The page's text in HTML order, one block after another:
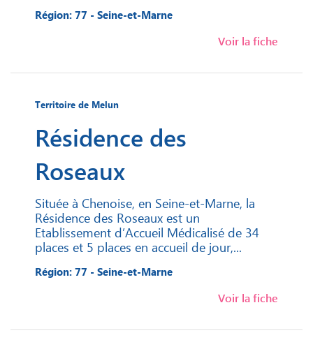
Région: 77 - Seine-et-Marne
Voir la fiche
Territoire de Melun
Résidence des
Roseaux
Située à Chenoise, en Seine-et-Marne, la
Résidence des Roseaux est un
Etablissement d’Accueil Médicalisé de 34
places et 5 places en accueil de jour,...
Région: 77 - Seine-et-Marne
Voir la fiche